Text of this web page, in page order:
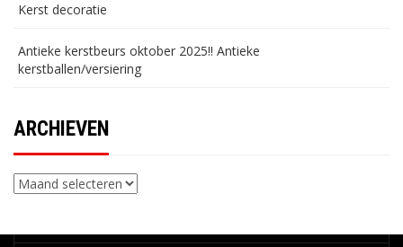
Kerst decoratie
Antieke kerstbeurs oktober 2025!! Antieke
kerstballen/versiering
ARCHIEVEN
Archieven